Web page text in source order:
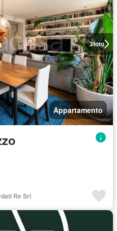
3foto
Appartamento
Re Srl